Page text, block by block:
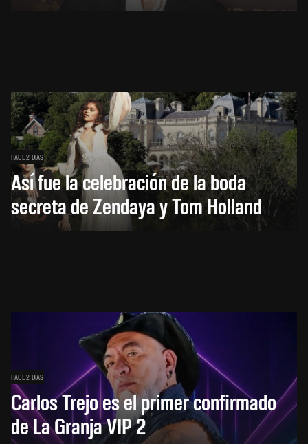
HACE 2 DÍAS
Así fue la celebración de la boda
secreta de Zendaya y Tom Holland
HACE 2 DÍAS
Carlos Trejo es el primer confirmado
de La Granja VIP 2